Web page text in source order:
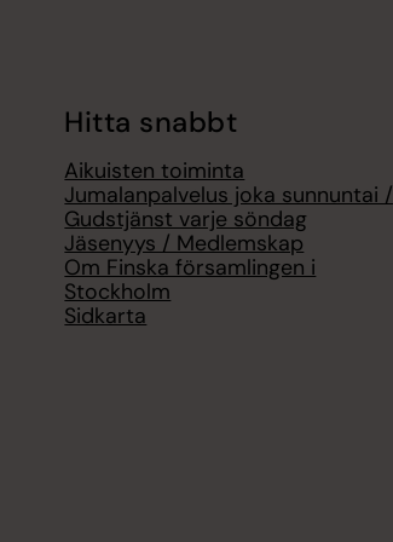
Hitta snabbt
Aikuisten toiminta
Jumalanpalvelus joka sunnuntai /
Gudstjänst varje söndag
Jäsenyys / Medlemskap
Om Finska församlingen i
Stockholm
Sidkarta